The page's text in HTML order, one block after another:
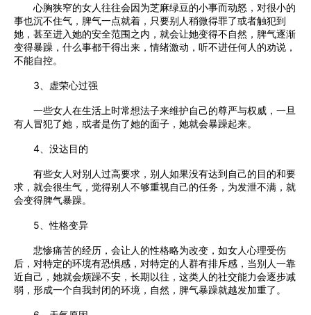
心胸狭窄的女人往往会因为芝麻绿豆的小事而动怒，对很小的
事也沉不住气，脾气一点就着，只要别人稍微得罪了或者触犯到
她，甚至进入她的安全范围之内，就会让她变得不自然，脾气逐渐
变得暴躁，什么事都干得出来，情绪激动，听不进任何人的劝说，
不能自控。
3、虚荣心过强
一些女人在生活上时常想法子来维护自己的尊严与权威，一旦
有人冒犯了她，或者是伤了她的面子，她就会暴躁起来。
4、没达目的
有些女人对别人过高要求，别人如果没有达到自己的目的和要
求，就会很生气，觉得别人不够重视自己的任务，为发泄不满，就
会变得脾气暴躁。
5、性格变异
悲惨痛苦的经历，会让人的性格略为改变，如女人心理受伤
后，对特定的环境有恐惧感，对特定的人群有排斥感，当别人一靠
近自己，她就会烦躁不安，长期以往，这类人的社交能力会逐步减
弱，形成一个自我封闭的环境，自然，脾气暴躁就越发加重了。